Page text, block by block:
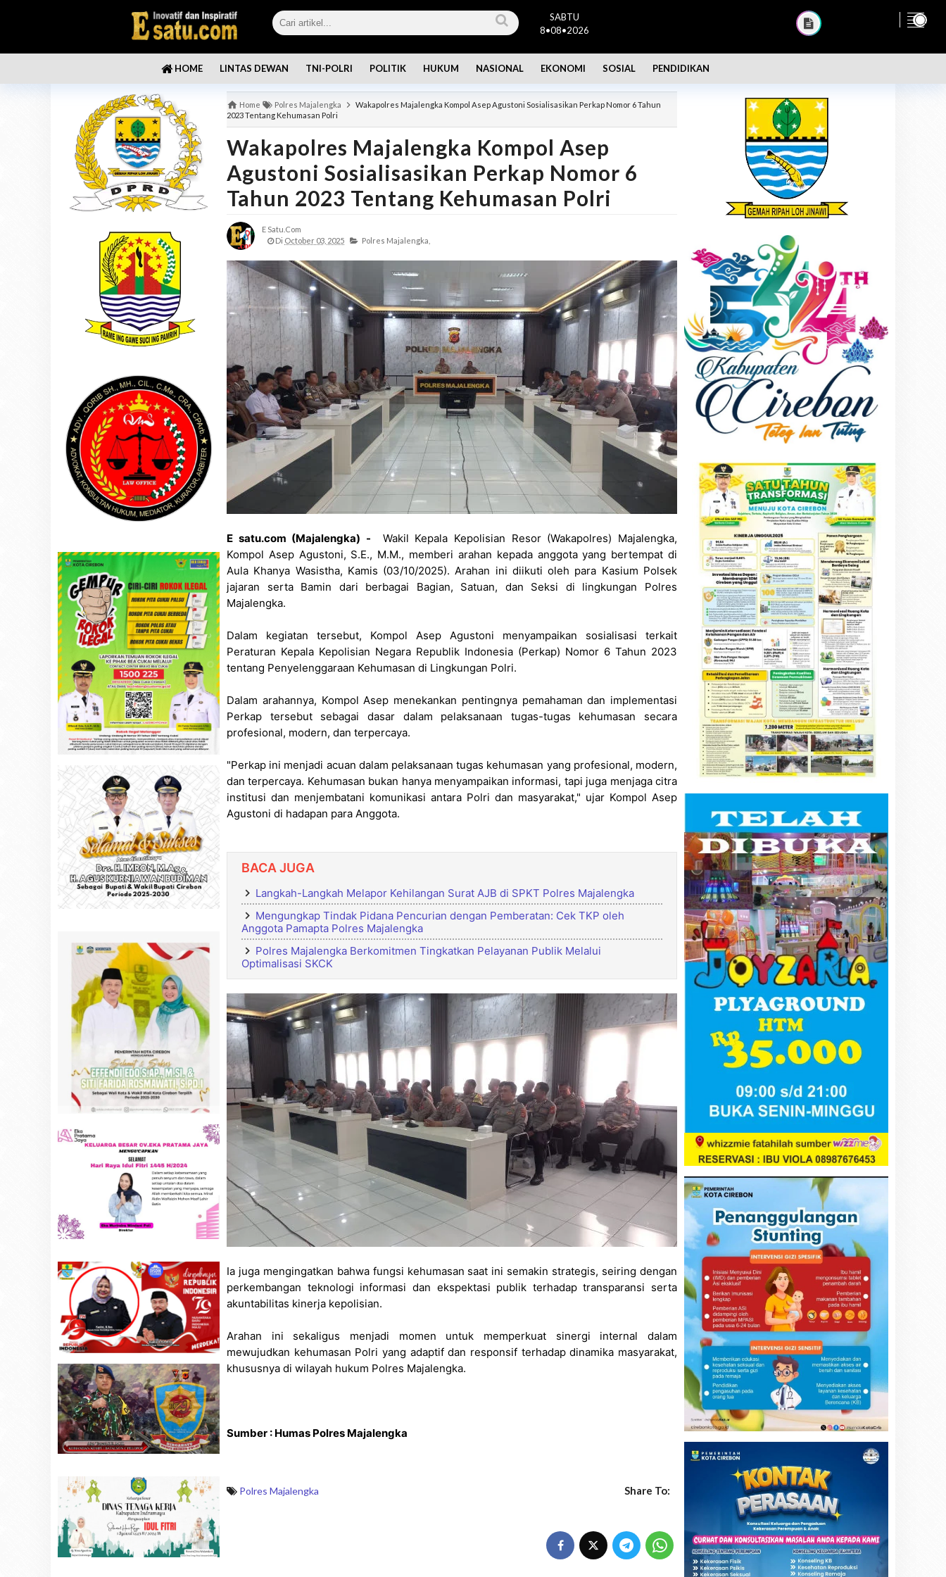
SABTU
8•08•2026
HOME LINTAS DEWAN TNI-POLRI POLITIK HUKUM NASIONAL EKONOMI SOSIAL PENDIDIKAN
Home Polres Majalengka
Wakapolres Majalengka Kompol Asep Agustoni Sosialisasikan Perkap Nomor 6 Tahun
2023 Tentang Kehumasan Polri
Wakapolres Majalengka Kompol Asep
Agustoni Sosialisasikan Perkap Nomor 6
Tahun 2023 Tentang Kehumasan Polri
E Satu.com
Di October 03, 2025 Polres Majalengka,
E satu.com (Majalengka) -
Wakil Kepala Kepolisian Resor (Wakapolres) Majalengka,
Kompol Asep Agustoni, S.E., M.M., memberi arahan kepada anggota yang bertempat di
Aula Khanya Wasistha, Kamis (03/10/2025). Arahan ini diikuti oleh para Kasium Polsek
jajaran serta Bamin dari berbagai Bagian, Satuan, dan Seksi di lingkungan Polres
Majalengka.
Dalam kegiatan tersebut, Kompol Asep Agustoni menyampaikan sosialisasi terkait
Peraturan Kepala Kepolisian Negara Republik Indonesia (Perkap) Nomor 6 Tahun 2023
tentang Penyelenggaraan Kehumasan di Lingkungan Polri.
Dalam arahannya, Kompol Asep menekankan pentingnya pemahaman dan implementasi
Perkap tersebut sebagai dasar dalam pelaksanaan tugas-tugas kehumasan secara
profesional, modern, dan terpercaya.
"Perkap ini menjadi acuan dalam pelaksanaan tugas kehumasan yang profesional, modern,
dan terpercaya. Kehumasan bukan hanya menyampaikan informasi, tapi juga menjaga citra
institusi dan menjembatani komunikasi antara Polri dan masyarakat," ujar Kompol Asep
Agustoni di hadapan para Anggota.
BACA JUGA
Langkah-Langkah Melapor Kehilangan Surat AJB di SPKT Polres Majalengka
Mengungkap Tindak Pidana Pencurian dengan Pemberatan: Cek TKP oleh
Anggota Pamapta Polres Majalengka
Polres Majalengka Berkomitmen Tingkatkan Pelayanan Publik Melalui
Optimalisasi SKCK
Ia juga mengingatkan bahwa fungsi kehumasan saat ini semakin strategis, seiring dengan
perkembangan teknologi informasi dan ekspektasi publik terhadap transparansi serta
akuntabilitas kinerja kepolisian.
Arahan ini sekaligus menjadi momen untuk memperkuat sinergi internal dalam
mewujudkan kehumasan Polri yang adaptif dan responsif terhadap dinamika masyarakat,
khususnya di wilayah hukum Polres Majalengka.
Sumber : Humas Polres Majalengka
Polres Majalengka Share To: